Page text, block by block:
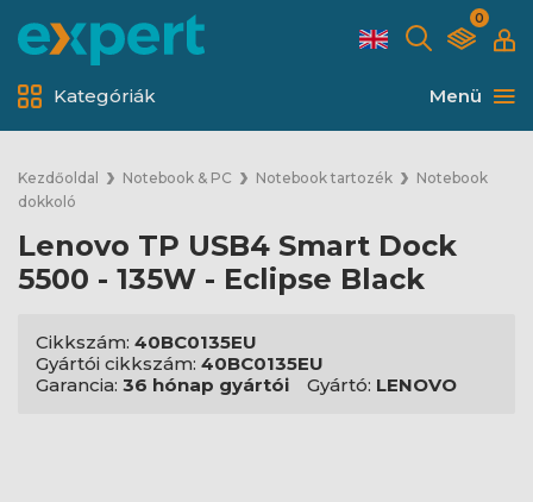
0
Menü
Kategóriák
Kezdőoldal Notebook & PC Notebook tartozék
Notebook
dokkoló
Lenovo TP USB4 Smart Dock
5500 - 135W - Eclipse Black
Cikkszám: 40BC0135EU
Gyártói cikkszám: 40BC0135EU
Garancia: 36 hónap gyártói Gyártó: LENOVO